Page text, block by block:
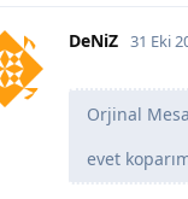
DeNiZ 31 Eki
Orjinal
evet